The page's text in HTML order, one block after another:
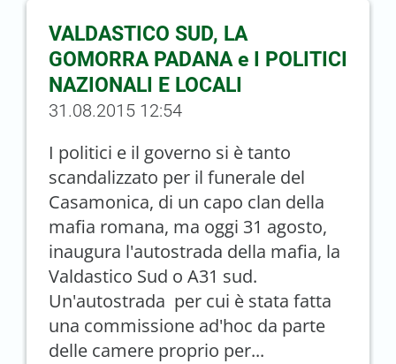
VALDASTICO SUD, LA
GOMORRA PADANA e I POLITICI
NAZIONALI E LOCALI
31.08.2015 12:54
I politici e il governo si è tanto
scandalizzato per il funerale del
Casamonica, di un capo clan della
mafia romana, ma oggi 31 agosto,
inaugura l'autostrada della mafia, la
Valdastico Sud o A31 sud.
Un'autostrada per cui è stata fatta
una commissione ad'hoc da parte
delle camere proprio per...